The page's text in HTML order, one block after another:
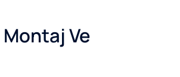
Ve